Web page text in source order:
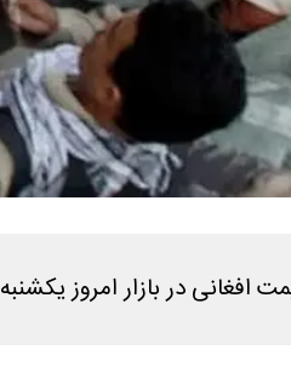
امروز یکشنبه ۱۴ تیر ۱۴۰۵ در این مطلب همراه ما باشید.